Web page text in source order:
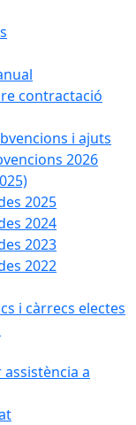
contractació
i ajuts
2026
2025
2024
2023
2022
i càrrecs electes
a